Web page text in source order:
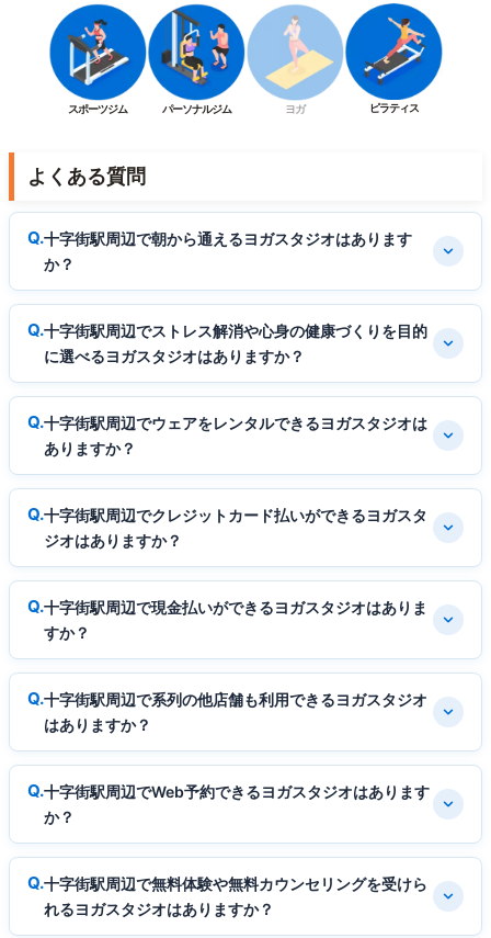
スポーツジム パーソナルジム ヨガ ピラティス
よくある質問
十字街駅周辺で朝から通えるヨガスタジオはあります
か？
十字街駅周辺でストレス解消や心身の健康づくりを目的
に選べるヨガスタジオはありますか？
十字街駅周辺でウェアをレンタルできるヨガスタジオは
ありますか？
十字街駅周辺でクレジットカード払いができるヨガスタ
ジオはありますか？
十字街駅周辺で現金払いができるヨガスタジオはありま
すか？
十字街駅周辺で系列の他店舗も利用できるヨガスタジオ
はありますか？
十字街駅周辺でWeb予約できるヨガスタジオはあります
か？
十字街駅周辺で無料体験や無料カウンセリングを受けら
れるヨガスタジオはありますか？